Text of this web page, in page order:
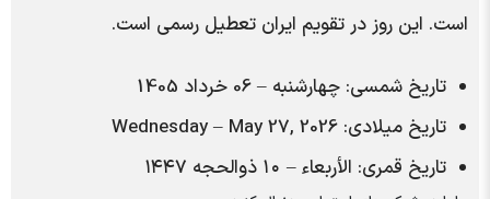
است. این روز در تقویم ایران تعطیل رسمی است.
تاریخ شمسی: چهارشنبه – 06 خرداد 1405
تاریخ میلادی: Wednesday – May 27, 2026
تاریخ قمری: الأربعاء‬ – ١٠ ذوالحجه ١٤٤٧